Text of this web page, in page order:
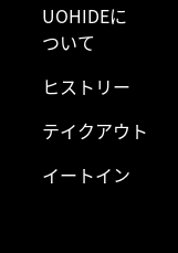
UOHIDEに
ついて
ヒストリー
テイクアウト
イートイン